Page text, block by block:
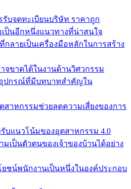
รับจดทะเบียนบริษัท ราคาถูก
เป็นอีกหนึ่งแนวทางที่น่าสนใจ
กลายเป็นเครื่องมือหลักในการสร้าง
จขาดได้ในงานด้านวิศวกรรม
นอุปกรณ์ที่มีบทบาทสำคัญใน
สาหกรรมช่วยลดความเสี่ยงของการ
รับแนวโน้มของอุตสาหกรรม 4.0
เป็นตัวตนของเจ้าของบ้านได้อย่าง
ชน์พนักงานเป็นหนึ่งในองค์ประกอบ